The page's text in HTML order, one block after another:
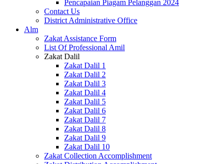
Pencapaian Piagam Pelanggan 2024
Contact Us
District Administrative Office
Alm
Zakat Assistance Form
List Of Professional Amil
Zakat Dalil
Zakat Dalil 1
Zakat Dalil 2
Zakat Dalil 3
Zakat Dalil 4
Zakat Dalil 5
Zakat Dalil 6
Zakat Dalil 7
Zakat Dalil 8
Zakat Dalil 9
Zakat Dalil 10
Zakat Collection Accomplishment